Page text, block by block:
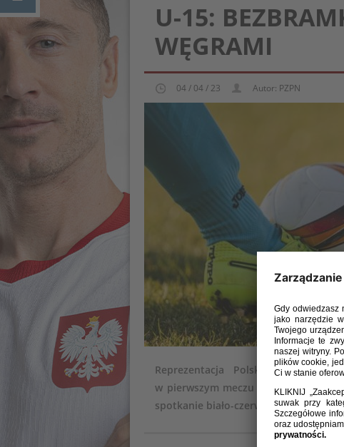
U-15:
WĘGRAMI
04 / 04 / 23 Autor: PZPN
Reprezentacja Polski do lat 15
w pierwszym meczu Turnieju
spotkanie biało-czerwoni rozegrają 5